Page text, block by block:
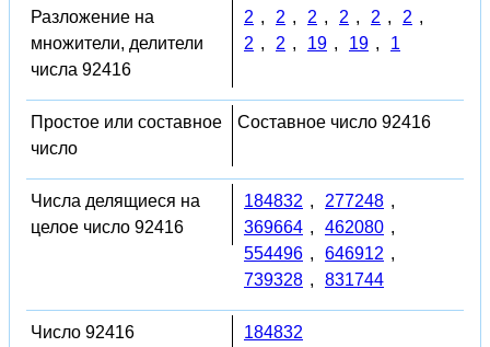
Разложение на
множители, делители
числа 92416
2 , 2 , 2 , 2 , 2 , 2 ,
2 , 2 , 19 , 19 , 1
Простое или составное
число
Составное число 92416
Числа делящиеся на
целое число 92416
184832 , 277248 ,
369664 , 462080 ,
554496 , 646912 ,
739328 , 831744
Число 92416
184832